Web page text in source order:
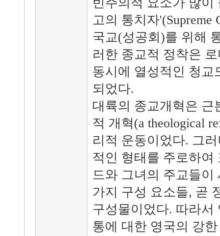
고의 통치자'(Supreme
국교(성공회)를 위해
러한 종교적 정착은
동시에 열성적인 청교
되었다.
대륙의 종교개혁은 근
적 개혁(a theological
리적 운동이었다. 그
적인 형태를 주로하여
드와 그녀의 주교들
가지 구성 요소들, 곧
구성물이었다. 따라서
통에 대한 영국의 강